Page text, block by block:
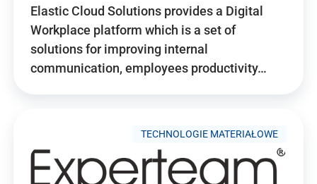
Elastic Cloud Solutions provides a Digital
Workplace platform which is a set of
solutions for improving internal
communication, employees productivity…
TECHNOLOGIE MATERIAŁOWE